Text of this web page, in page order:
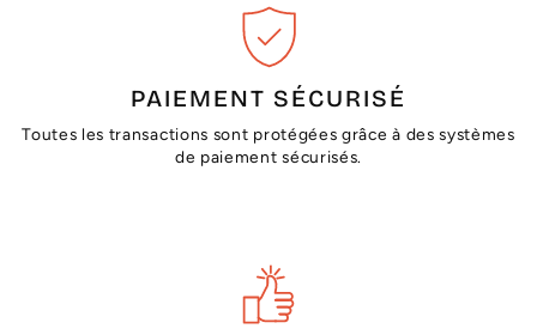
PAIEMENT SÉCURISÉ
Toutes les transactions sont protégées grâce à des systèmes
de paiement sécurisés.